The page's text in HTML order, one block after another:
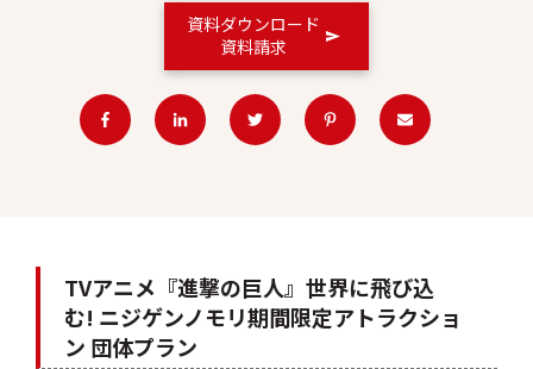
資料ダウンロード
資料請求
TVアニメ『進撃の巨人』世界に飛び込
む! ニジゲンノモリ期間限定アトラクショ
ン 団体プラン